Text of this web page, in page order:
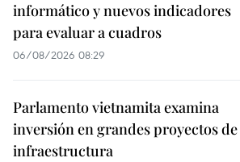
informático y nuevos indicadores
para evaluar a cuadros
06/08/2026 08:29
Parlamento vietnamita examina
inversión en grandes proyectos de
infraestructura